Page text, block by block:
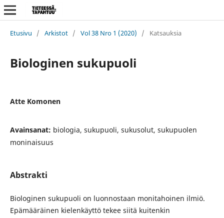
Etusivu / Arkistot / Vol 38 Nro 1 (2020) / Katsauksia
Biologinen sukupuoli
Atte Komonen
Avainsanat: biologia, sukupuoli, sukusolut, sukupuolen
moninaisuus
Abstrakti
Biologinen sukupuoli on luonnostaan monitahoinen ilmiö.
Epämääräinen kielenkäyttö tekee siitä kuitenkin